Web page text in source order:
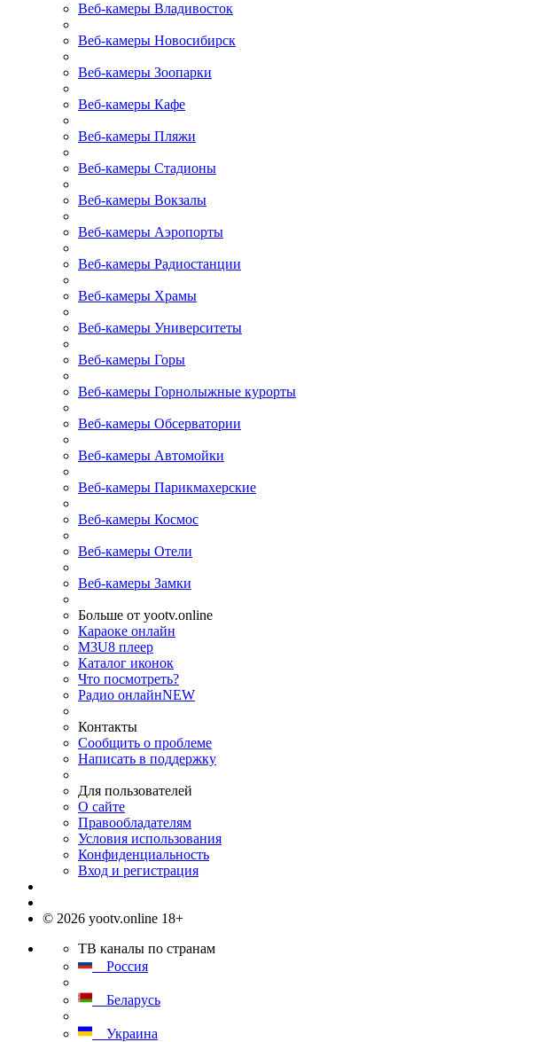
Веб-камеры Владивосток
Веб-камеры Новосибирск
Веб-камеры Зоопарки
Веб-камеры Кафе
Веб-камеры Пляжи
Веб-камеры Стадионы
Веб-камеры Вокзалы
Веб-камеры Аэропорты
Веб-камеры Радиостанции
Веб-камеры Храмы
Веб-камеры Университеты
Веб-камеры Горы
Веб-камеры Горнолыжные курорты
Веб-камеры Обсерватории
Веб-камеры Автомойки
Веб-камеры Парикмахерские
Веб-камеры Космос
Веб-камеры Отели
Веб-камеры Замки
Больше от yootv.online
Караоке онлайн
M3U8 плеер
Каталог иконок
Что посмотреть?
Радио онлайнNEW
Контакты
Сообщить о проблеме
Написать в поддержку
Для пользователей
О сайте
Правообладателям
Условия использования
Конфиденциальность
Вход и регистрация
© 2026 yootv.online 18+
ТВ каналы по странам
Россия
Беларусь
Украина